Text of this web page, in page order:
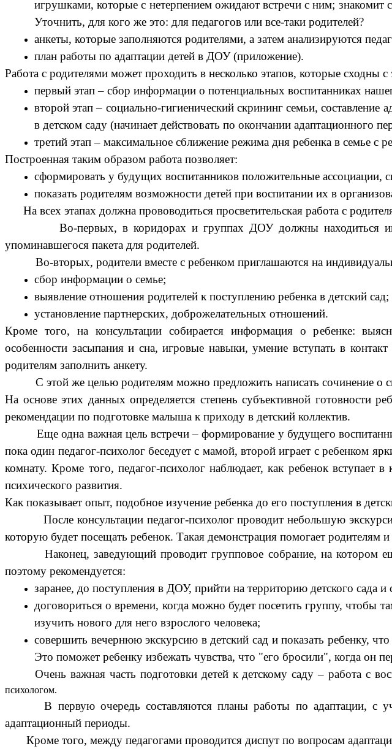
игрушками, которые с нетерпением ожидают встречи с ним;
Уточнить, для кого же это: для педагогов или все-таки родителей?
анкеты, которые заполняются родителями, а затем анализируются
план работы по адаптации детей в ДОУ (приложение).
Работа с родителями может проходить в несколько этапов, которые сходны
первый этап – сбор информации о потенциальных воспитанниках
второй этап – социально-гигиенический скрининг семьи,
в детском саду (начинает действовать по окончании адаптационного
третий этап – максимальное сближение режима дня ребенка в семье с
Построенная таким образом работа позволяет:
сформировать у будущих воспитанников положительные
показать родителям возможности детей при воспитании их в
На всех этапах должна прововодиться просветительская работа с
Во-первых, в коридорах и группах ДОУ должны находиться
упоминавшегося пакета для родителей.
Во-вторых, родители вместе с ребенком приглашаются на
сбор информации о семье;
выявление отношения родителей к поступлению ребенка в детский сад;
установление партнерских, доброжелательных отношений.
Кроме того, на консультации собирается информация о ребенке:
особенности засыпания и сна, игровые навыки, умение вступать в
родителям заполнить анкету.
С этой же целью родителям можно предложить написать сочинение о
На основе этих данных определяется степень субъективной готовности
рекомендации по подготовке малыша к приходу в детский коллектив.
Еще одна важная цель встречи – формирование у будущего
пока один педагог-психолог беседует с мамой, второй играет с
комнату. Кроме того, педагог-психолог наблюдает, как ребенок вступает
психического развития.
Как показывает опыт, подобное изучение ребенка до его поступления в
После консультации педагог-психолог проводит небольшую
которую будет посещать ребенок. Такая демонстрация помогает родителям
Наконец, заведующий проводит групповое собрание, на котором еще
поэтому рекомендуется:
заранее, до поступления в ДОУ, прийти на территорию детского сада
договориться о времени, когда можно будет посетить группу, чтобы
изучить нового для него взрослого человека;
совершить вечернюю экскурсию в детский сад и показать ребенку,
Это поможет ребенку избежать чувства, что "его бросили", когда он
Очень важная часть подготовки детей к детскому саду – работа с
психологом.
В первую очередь составляются планы работы по адаптации, с
адаптационный периоды.
Кроме того, между педагогами проводится диспут по вопросам